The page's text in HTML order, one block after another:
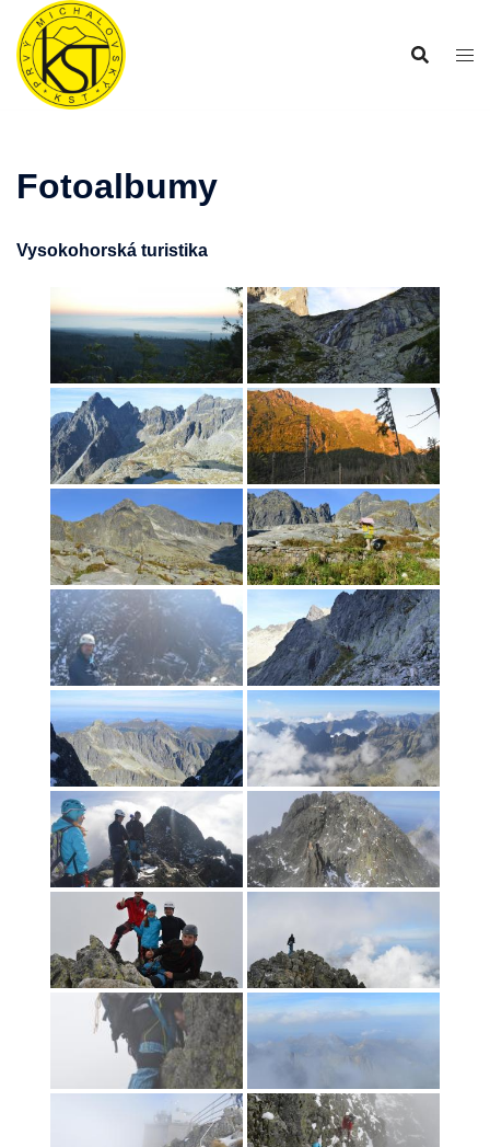
Preskočiť
obsah
Fotoalbumy
Vysokohorská turistika